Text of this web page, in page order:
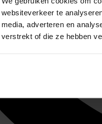
websiteverkeer te
media, adverteren en
verstrekt of die ze hebben